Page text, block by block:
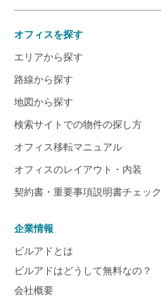
オフィスを探す
エリアから探す
路線から探す
地図から探す
検索サイトでの物件の探し方
オフィス移転マニュアル
オフィスのレイアウト・内装
契約書・重要事項説明書チェック
企業情報
ビルアドとは
ビルアドはどうして無料なの？
会社概要